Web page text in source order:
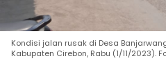
Kondisi jalan rusak di Desa
Kabupaten Cirebon, Rabu (1/11/2023).